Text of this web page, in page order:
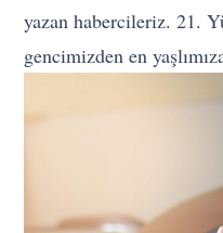
yazan habercileriz. 21.
gencimizden en